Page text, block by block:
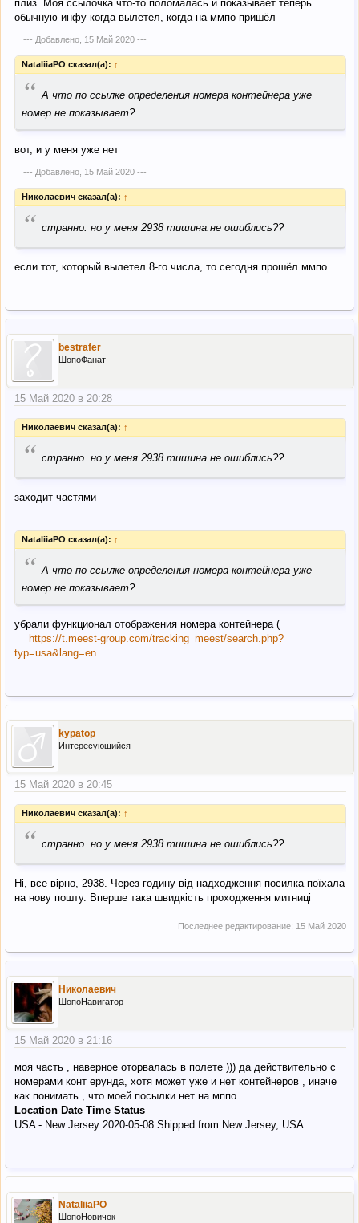
плиз. Моя ссылочка что-то поломалась и показывает теперь
обычную инфу когда вылетел, когда на ммпо пришёл
--- Добавлено, 15 Май 2020---
NataliiaPO сказал(а): ↑
“ А что по ссылке определения номера контейнера уже
номер не показывает?
вот, и у меня уже нет
--- Добавлено, 15 Май 2020---
Николаевич сказал(а): ↑
“ странно. но у меня 2938 тишина.не ошиблись??
если тот, который вылетел 8-го числа, то сегодня прошёл ммпо
bestrafer
ШопоФанат
15 Май 2020 в 20:28
Николаевич сказал(а): ↑
“ странно. но у меня 2938 тишина.не ошиблись??
заходит частями
NataliiaPO сказал(а): ↑
“ А что по ссылке определения номера контейнера уже
номер не показывает?
убрали функционал отображения номера контейнера (
https://t.meest-group.com/tracking_meest/search.php?
typ=usa&lang=en
kypatop
Интересующийся
15 Май 2020 в 20:45
Николаевич сказал(а): ↑
“ странно. но у меня 2938 тишина.не ошиблись??
Ні, все вірно, 2938. Через годину від надходження посилка поїхала
на нову пошту. Вперше така швидкість проходження митниці
Последнее редактирование: 15 Май 2020
Николаевич
ШопоНавигатор
15 Май 2020 в 21:16
моя часть , наверное оторвалась в полете ))) да действительно с
номерами конт ерунда, хотя может уже и нет контейнеров , иначе
как понимать , что моей посылки нет на мппо.
Location Date Time Status
USA - New Jersey 2020-05-08 Shipped from New Jersey, USA
NataliiaPO
ШопоНовичок